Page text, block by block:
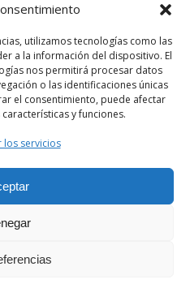
utilizamos tecnologías como las
a la información del dispositivo. El
nos permitirá procesar datos
o las identificaciones únicas
el consentimiento, puede afectar
y funciones.
los servicios